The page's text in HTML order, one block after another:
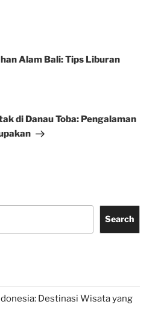
Alam Bali: Tips Liburan
di Danau Toba: Pengalaman
Search
Destinasi Wisata yang